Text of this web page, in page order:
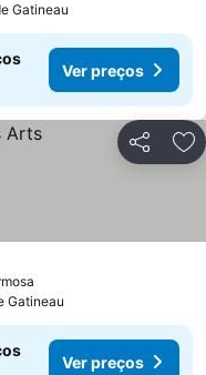
Gatineau
Ver preços
Partilhar
Gatineau
Ver preços